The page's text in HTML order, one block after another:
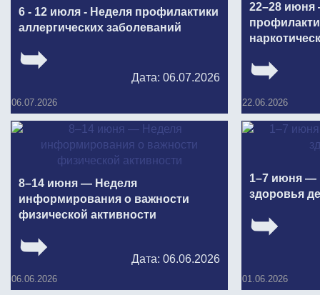
6 - 12 июля - Неделя профилактики
аллергических заболеваний
Дата: 06.07.2026
06.07.2026
22–28
22.06.2026
8–14 июня — Неделя
информирования о важности
физической активности
Дата: 06.06.2026
06.06.2026
1–7 июня —
здоровья
01.06.2026